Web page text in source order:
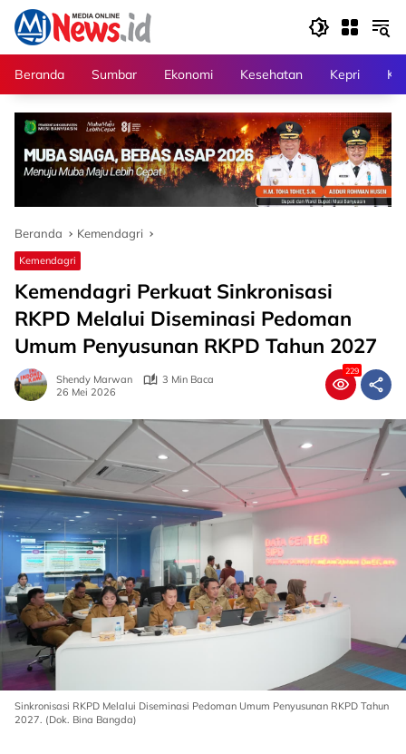
Langsung
konten
Beranda
Sumbar Ekonomi Kesehatan Kepri
Beranda Kemendagri
Kemendagri
Kemendagri Perkuat Sinkronisasi
RKPD Melalui Diseminasi Pedoman
Umum Penyusunan RKPD Tahun 2027
Shendy Marwan
3 Min Baca
26 Mei 2026
229
Sinkronisasi RKPD Melalui Diseminasi Pedoman Umum Penyusunan RKPD Tahun
2027. (Dok. Bina Bangda)